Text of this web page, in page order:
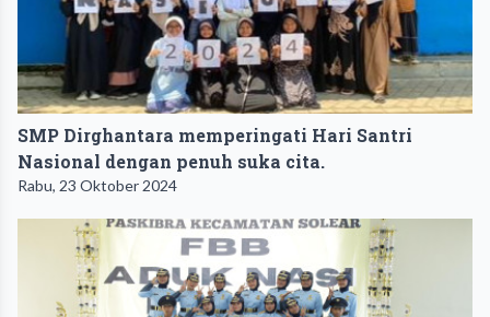
SMP Dirghantara memperingati Hari Santri
Nasional dengan penuh suka cita.
Rabu, 23 Oktober 2024